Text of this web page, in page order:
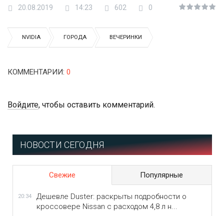
20.08.2019 14:23 602 0
NVIDIA ГОРОДА ВЕЧЕРИНКИ
КОММЕНТАРИИ: 0
Войдите, чтобы оставить комментарий.
НОВОСТИ СЕГОДНЯ
Свежие Популярные
20:34
Дешевле Duster: раскрыты подробности о
кроссовере Nissan с расходом 4,8 л н...